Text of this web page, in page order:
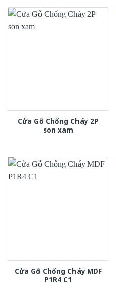
Cửa Gỗ Chống Cháy 2P
son xam
Cửa Gỗ Chống Cháy MDF
P1R4 C1